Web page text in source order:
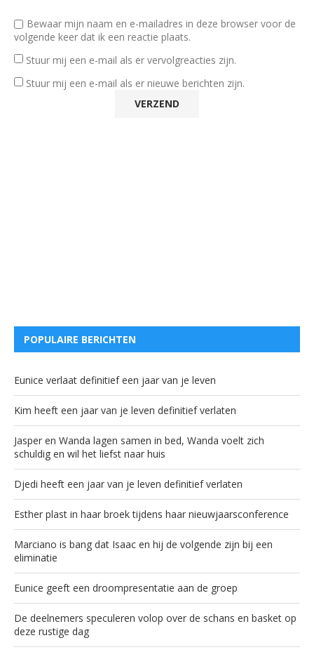
Bewaar mijn naam en e-mailadres in deze browser voor de
volgende keer dat ik een reactie plaats.
Stuur mij een e-mail als er vervolgreacties zijn.
Stuur mij een e-mail als er nieuwe berichten zijn.
POPULAIRE BERICHTEN
Eunice verlaat definitief een jaar van je leven
Kim heeft een jaar van je leven definitief verlaten
Jasper en Wanda lagen samen in bed, Wanda voelt zich
schuldig en wil het liefst naar huis
Djedi heeft een jaar van je leven definitief verlaten
Esther plast in haar broek tijdens haar nieuwjaarsconference
Marciano is bang dat Isaac en hij de volgende zijn bij een
eliminatie
Eunice geeft een droompresentatie aan de groep
De deelnemers speculeren volop over de schans en basket op
deze rustige dag